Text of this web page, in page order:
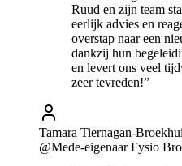
Ruud en zijn team
eerlijk advies en
overstap naar een
dankzij hun
en levert ons veel
zeer tevreden!”
Tamara Tiernagan-
@Mede-eigenaar Fysio